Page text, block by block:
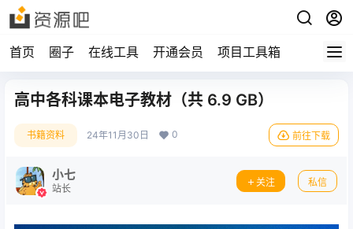
首页 圈子 在线工具 开通会员 项目工具箱
高中各科课本电子教材（共 6.9 GB）
书籍资料 24年11月30日 0 前往下载
小七
站长
关注 私信